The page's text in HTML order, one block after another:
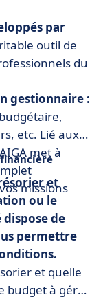
par
outil de
du
gestionnaire :
etc. Lié aux
met à
missions
et
ou le
de
permettre
et quelle
budget à gérer,